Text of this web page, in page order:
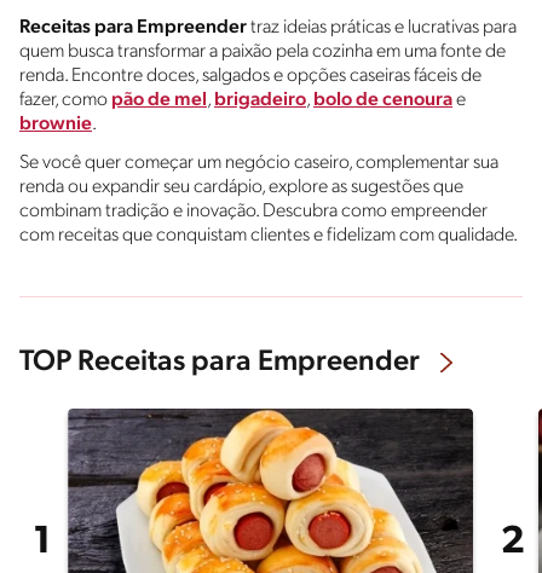
Receitas para Empreendertraz ideias práticas e lucrativas para
quem busca transformar a paixão pela cozinha em uma fonte de
renda. Encontre doces, salgados e opções caseiras fáceis de
fazer, como pão de mel , brigadeiro, bolo de cenourae
brownie.
Se você quer começar um negócio caseiro, complementar sua
renda ou expandir seu cardápio, explore as sugestões que
combinam tradição e inovação. Descubra como empreender
com receitas que conquistam clientes e fidelizam com qualidade.
TOP Receitas para Empreender